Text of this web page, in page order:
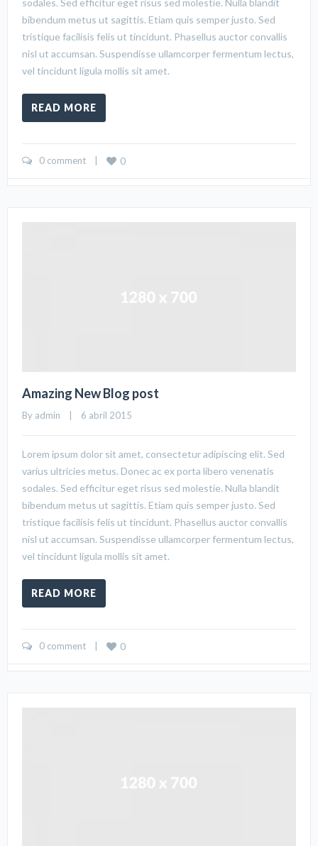
sodales. Sed efficitur eget risus sed molestie. Nulla blandit
bibendum metus ut sagittis. Etiam quis semper justo. Sed
tristique facilisis felis ut tincidunt. Phasellus auctor convallis
nisl ut accumsan. Suspendisse ullamcorper fermentum lectus,
vel tincidunt ligula mollis sit amet.
READ MORE
0 comment 0
Amazing New Blog post
By admin
    |    6 abril 2015
Lorem ipsum dolor sit amet, consectetur adipiscing elit. Sed
varius ultricies metus. Donec ac ex porta libero venenatis
sodales. Sed efficitur eget risus sed molestie. Nulla blandit
bibendum metus ut sagittis. Etiam quis semper justo. Sed
tristique facilisis felis ut tincidunt. Phasellus auctor convallis
nisl ut accumsan. Suspendisse ullamcorper fermentum lectus,
vel tincidunt ligula mollis sit amet.
READ MORE
0 comment 0